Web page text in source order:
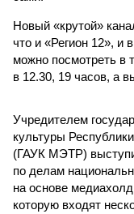
Новый «крутой»
что и «Регион 12», и
можно посмотреть в
в 12.30, 19 часов, а
Учредителем
культуры
(ГАУК МЭТР)
по делам
на основе
которую входят